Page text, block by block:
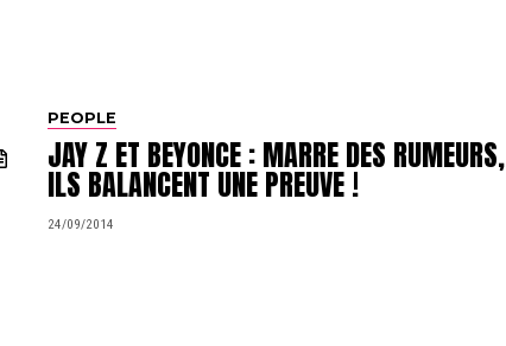
PEOPLE
JAY Z ET BEYONCE : MARRE DES RUMEURS,
ILS BALANCENT UNE PREUVE !
24/09/2014